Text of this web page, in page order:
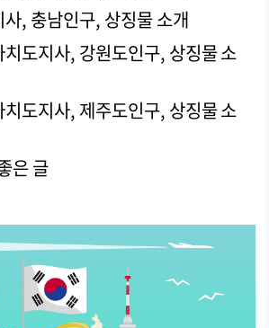
, 충남인구, 상징물 소개
도지사, 강원도인구, 상징물 소
도지사, 제주도인구, 상징물 소
은 글